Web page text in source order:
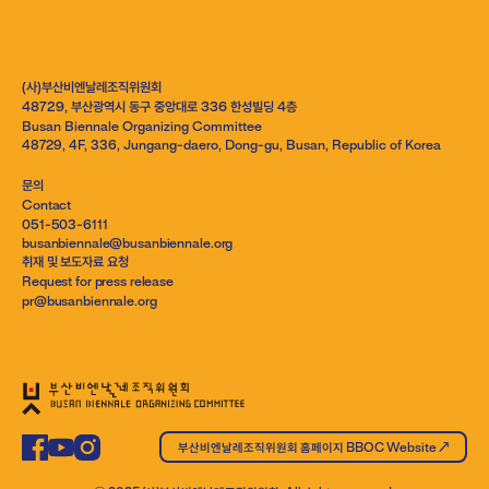
(사)부산비엔날레조직위원회
48729, 부산광역시 동구 중앙대로 336 한성빌딩 4층
Busan Biennale Organizing Committee
48729, 4F, 336, Jungang-daero, Dong-gu, Busan, Republic of Korea
문의
Contact
051-503-6111
busanbiennale@busanbiennale.org
취재 및 보도자료 요청
Request for press release
pr@busanbiennale.org
부산비엔날레조직위원회 홈페이지 BBOC Website ↗